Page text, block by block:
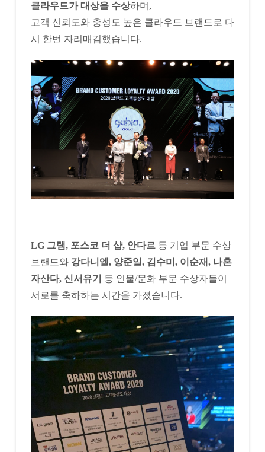
클라우드가 대상을 수상하며,
고객 신뢰도와 충성도 높은 클라우드 브랜드로 다
시 한번 자리매김했습니다.
LG 그램, 포스코 더 샵, 안다르등 기업 부문 수상
브랜드와강다니엘, 양준일, 김수미, 이순재, 나혼
자산다, 신서유기
등 인물/문화 부문 수상자들이
서로를 축하하는 시간을 가졌습니다.